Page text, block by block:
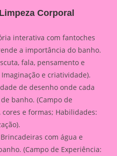
Corporal
interativa com fantoches
a importância do banho.
fala, pensamento e
e criatividade).
de desenho onde cada
banho. (Campo de
cores e formas; Habilidades:
com água e
(Campo de Experiência: